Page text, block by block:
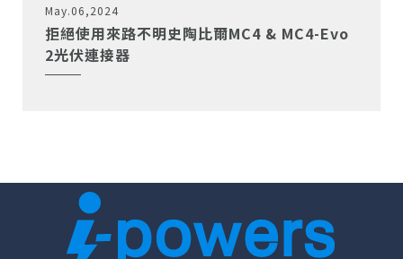
May.06,2024
拒絕使用來路不明史陶比爾MC4 & MC4-Evo
2光伏連接器